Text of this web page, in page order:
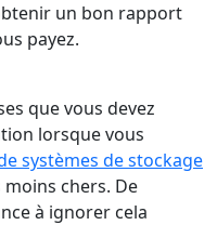
un bon rapport
payez.
que vous devez
lorsque vous
systèmes de stockage
moins chers. De
à ignorer cela